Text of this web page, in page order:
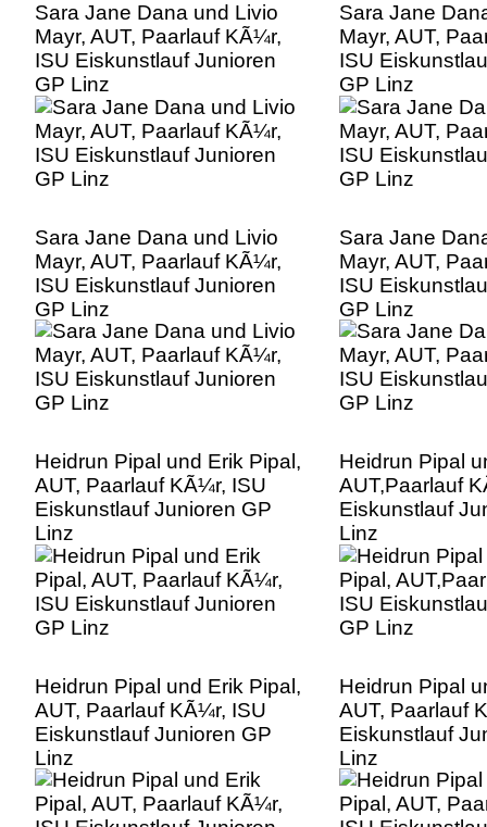
Sara Jane Dana und Livio
Mayr, AUT, Paarlauf KÃ¼r,
ISU Eiskunstlauf Junioren
GP Linz
Sara Jane
Mayr, AUT,
ISU
GP Linz
Sara Jane Dana und Livio
Mayr, AUT, Paarlauf KÃ¼r,
ISU Eiskunstlauf Junioren
GP Linz
Sara Jane
Mayr, AUT,
ISU
GP Linz
Heidrun Pipal und Erik Pipal,
AUT, Paarlauf KÃ¼r, ISU
Eiskunstlauf Junioren GP
Linz
Heidrun Pipal
AUT,Paarlauf
Eiskunstlauf
Linz
Heidrun Pipal und Erik Pipal,
AUT, Paarlauf KÃ¼r, ISU
Eiskunstlauf Junioren GP
Linz
Heidrun Pipal
AUT, Paarlauf
Eiskunstlauf
Linz